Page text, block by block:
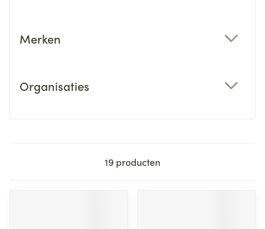
Merken
Organisaties
19 producten